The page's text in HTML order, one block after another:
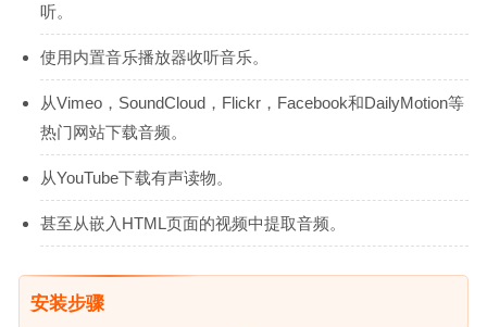
听。
使用内置音乐播放器收听音乐。
从Vimeo，SoundCloud，Flickr，Facebook和DailyMotion等
热门网站下载音频。
从YouTube下载有声读物。
甚至从嵌入HTML页面的视频中提取音频。
安装步骤